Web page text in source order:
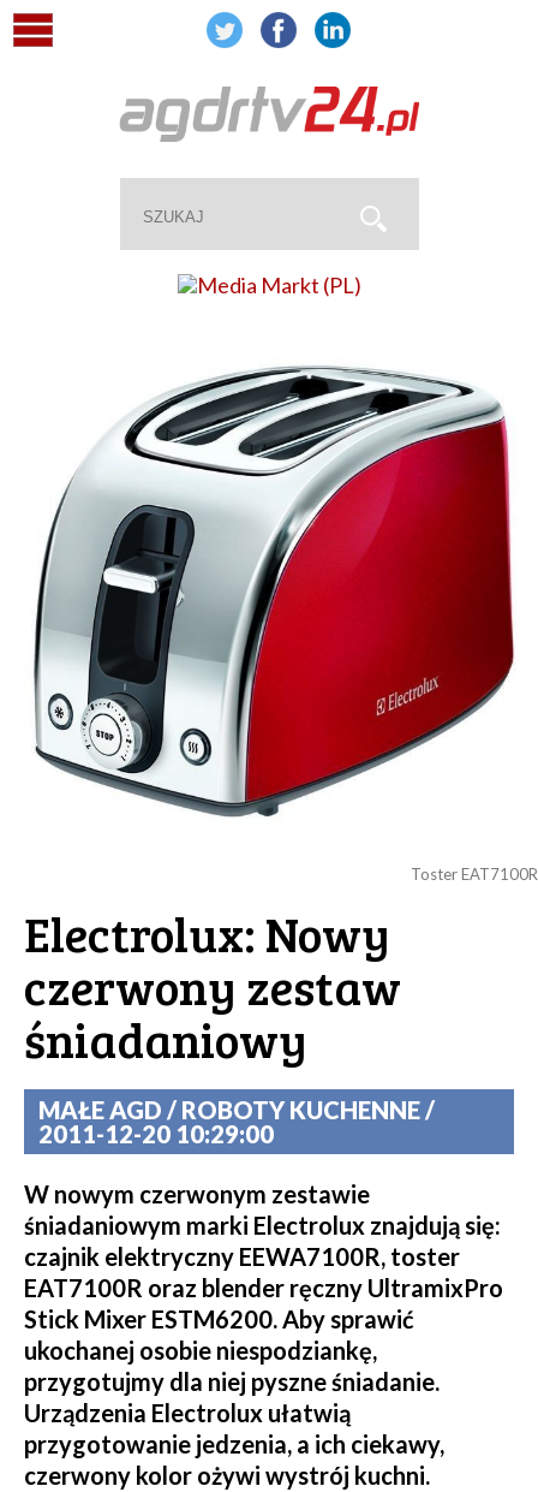
Toster EAT7100R
Electrolux: Nowy
czerwony zestaw
śniadaniowy
MAŁE AGD / ROBOTY KUCHENNE /
2011-12-20 10:29:00
W nowym czerwonym zestawie
śniadaniowym marki Electrolux znajdują się:
czajnik elektryczny EEWA7100R, toster
EAT7100R oraz blender ręczny UltramixPro
Stick Mixer ESTM6200. Aby sprawić
ukochanej osobie niespodziankę,
przygotujmy dla niej pyszne śniadanie.
Urządzenia Electrolux ułatwią
przygotowanie jedzenia, a ich ciekawy,
czerwony kolor ożywi wystrój kuchni.